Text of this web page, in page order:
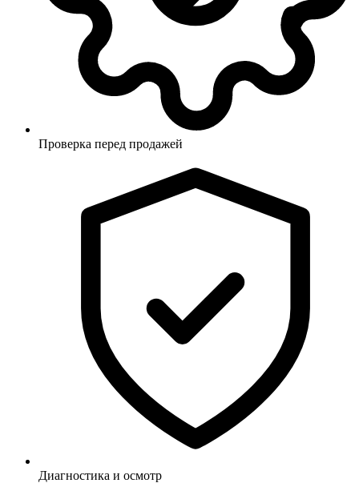
Проверка перед продажей
Диагностика и осмотр